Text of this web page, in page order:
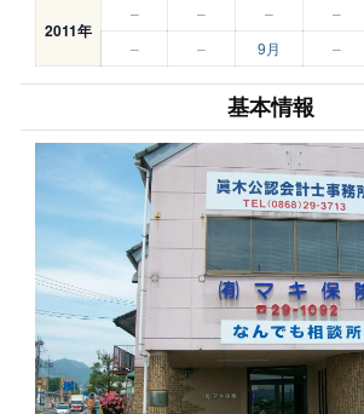
2011年
– – – –
–
– 9月 –
基本情報